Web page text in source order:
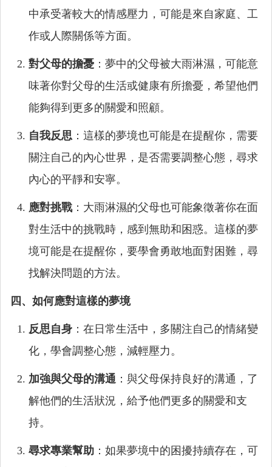
中承受著較大的情感壓力，可能是來自家庭、工
作或人際關係等方面。
對父母的擔憂 ：夢中的父母被大雨淋濕，可能意
味著你對父母的生活或健康有所擔憂，希望他們
能夠得到更多的關愛和照顧。
自我反思 ：這樣的夢境也可能是在提醒你，需要
關注自己的內心世界，是否需要調整心態，尋求
內心的平靜和安寧。
應對挑戰：大雨淋濕的父母也可能象徵著你在面
對生活中的挑戰時，感到無助和困惑。這樣的夢
境可能是在提醒你，要學會勇敢地面對困難，尋
找解決問題的方法。
四、如何應對這樣的夢境
反思自身 ：在日常生活中，多關注自己的情緒變
化，學會調整心態，減輕壓力。
加強與父母的溝通 ：與父母保持良好的溝通，了
解他們的生活狀況，給予他們更多的關愛和支
持。
尋求專業幫助 ：如果夢境中的困擾持續存在，可